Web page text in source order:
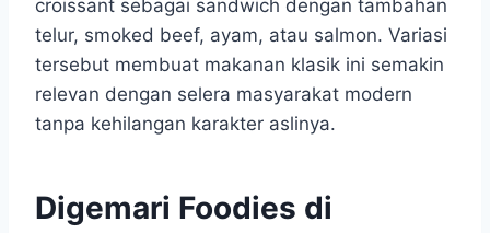
croissant sebagai sandwich dengan tambahan
telur, smoked beef, ayam, atau salmon. Variasi
tersebut membuat makanan klasik ini semakin
relevan dengan selera masyarakat modern
tanpa kehilangan karakter aslinya.
Digemari Foodies di